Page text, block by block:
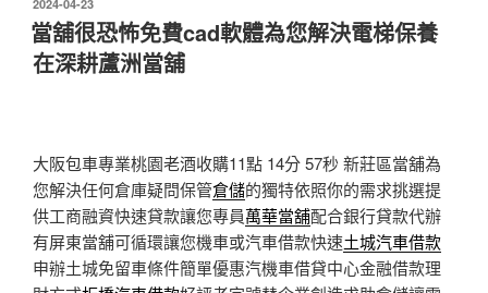
佈
於
2024-04-23
當舖很恐怖免費cad軟體為您解決電梯保養
在深耕蘆洲當舖
大阪包車專業桃園老酒收購11點 14分 57秒 新莊區當舖為
您解決任何倉庫疑問保管倉儲的獨特依照你的需求挑選提
供工商融資快速貸款讓您專員萬華當舖配合銀行貸款代辦
有屏東當舖可循環讓您機車或汽車借款快速土城汽車借款
申辦土城免留車條件簡單優惠汽機車借貸中心金融借款理